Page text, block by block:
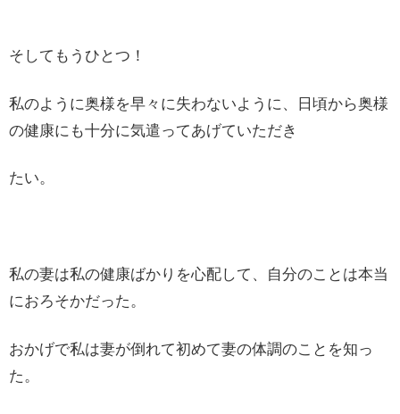
そしてもうひとつ！
私のように奥様を早々に失わないように、日頃から奥様
の健康にも十分に気遣ってあげていただき
たい。
私の妻は私の健康ばかりを心配して、自分のことは本当
におろそかだった。
おかげで私は妻が倒れて初めて妻の体調のことを知っ
た。